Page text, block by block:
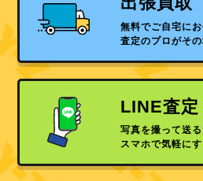
無料でご自宅にお
査定のプロがその
LINE査定
写真を撮って送る
スマホで気軽にす